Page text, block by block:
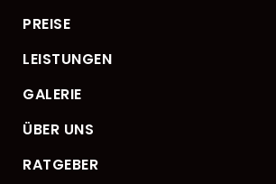
PREISE
LEISTUNGEN
GALERIE
ÜBER UNS
RATGEBER